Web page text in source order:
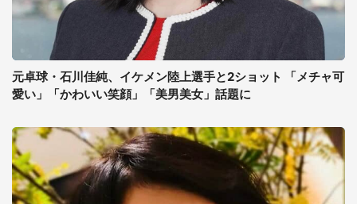
元卓球・石川佳純、イケメン陸上選手と2ショット 「メチャ可
愛い」「かわいい笑顔」「美男美女」話題に